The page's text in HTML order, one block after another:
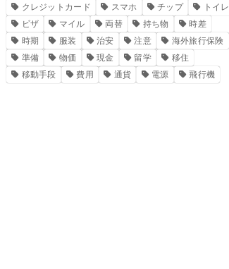
クレジットカード
スマホ チップ
トイレ
ビザ
マイル 両替 持ち物
時差
時期
服装 治安 注意
海外旅行保険
準備
物価 現金 留学
移住
移動手段
費用 通貨 電源 飛行機